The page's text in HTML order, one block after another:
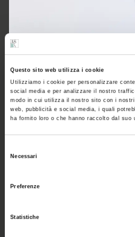
Questo sito web utilizza i cookie
Utilizziamo i cookie per personalizzare
social media e per analizzare il nostro
modo in cui utilizza il nostro sito con i
web, pubblicità e social media, i quali
ha fornito loro o che hanno raccolto dal suo
Necessari
Preferenze
Statistiche
07/
Alice Palumbo